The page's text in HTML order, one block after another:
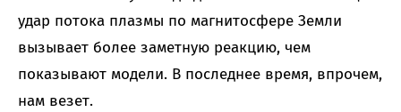
удар потока плазмы по магнитосфере Земли
вызывает более заметную реакцию, чем
показывают модели. В последнее время, впрочем,
нам везет.